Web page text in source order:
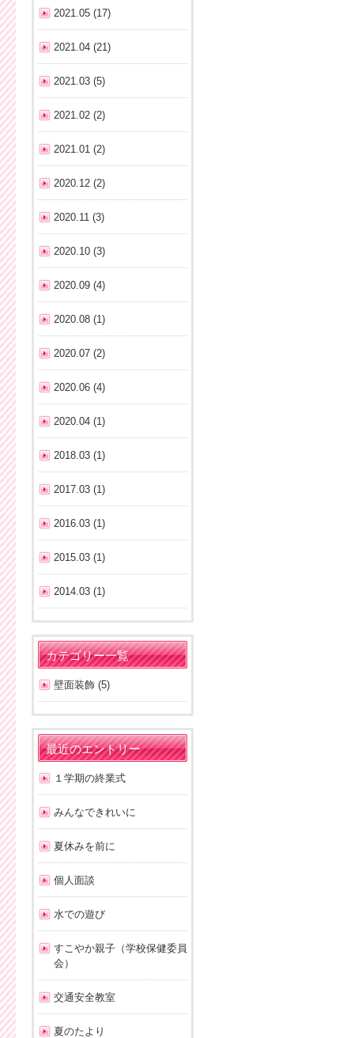
2021.05 (17)
2021.04 (21)
2021.03 (5)
2021.02 (2)
2021.01 (2)
2020.12 (2)
2020.11 (3)
2020.10 (3)
2020.09 (4)
2020.08 (1)
2020.07 (2)
2020.06 (4)
2020.04 (1)
2018.03 (1)
2017.03 (1)
2016.03 (1)
2015.03 (1)
2014.03 (1)
カテゴリー一覧
壁面装飾 (5)
最近のエントリー
１学期の終業式
みんなできれいに
夏休みを前に
個人面談
水での遊び
すこやか親子（学校保健委員
会）
交通安全教室
夏のたより